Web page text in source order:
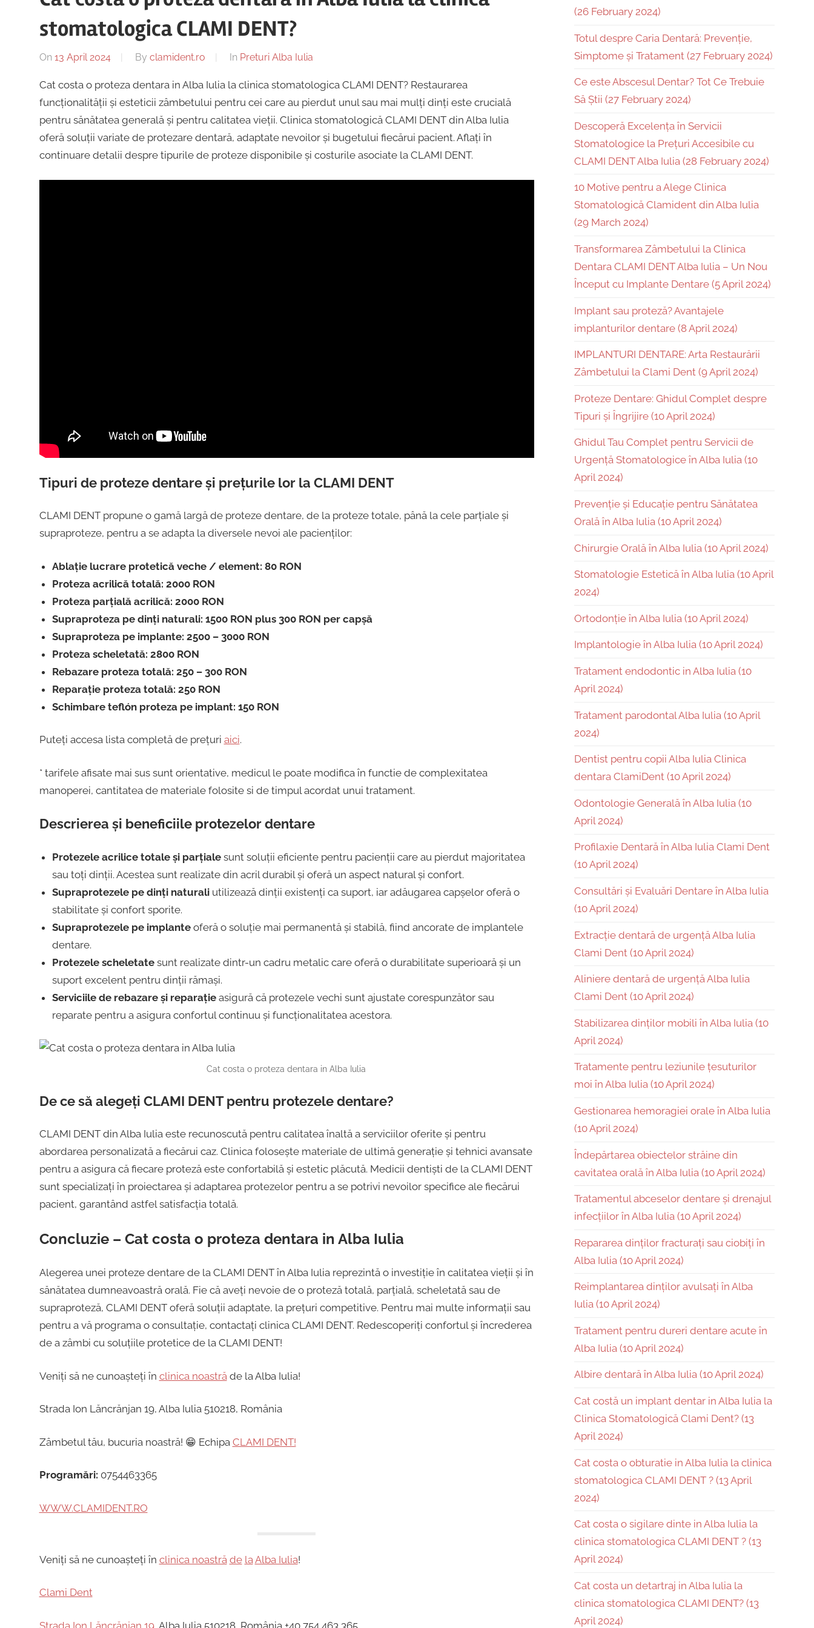
stomatologica CLAMI DENT?
On 13 April 2024 By clamident.ro In Preturi Alba Iulia
Cat costa o proteza dentara in Alba Iulia la clinica stomatologica CLAMI DENT? Restaurarea
funcționalității și esteticii zâmbetului pentru cei care au pierdut unul sau mai mulți dinți este crucială
pentru sănătatea generală și pentru calitatea vieții. Clinica stomatologică CLAMI DENT din Alba Iulia
oferă soluții variate de protezare dentară, adaptate nevoilor și bugetului fiecărui pacient. Aflați în
continuare detalii despre tipurile de proteze disponibile și costurile asociate la CLAMI DENT.
Tipuri de proteze dentare și prețurile lor la CLAMI DENT
CLAMI DENT propune o gamă largă de proteze dentare, de la proteze totale, până la cele parțiale și
supraproteze, pentru a se adapta la diversele nevoi ale pacienților:
Ablație lucrare protetică veche / element: 80 RON
Proteza acrilică totală: 2000 RON
Proteza parțială acrilică: 2000 RON
Supraproteza pe dinți naturali: 1500 RON plus 300 RON per capșă
Supraproteza pe implante: 2500 – 3000 RON
Proteza scheletată: 2800 RON
Rebazare proteza totală: 250 – 300 RON
Reparație proteza totală: 250 RON
Schimbare teflón proteza pe implant: 150 RON
Puteți accesa lista completă de prețuri aici.
* tarifele afisate mai sus sunt orientative, medicul le poate modifica în functie de complexitatea
manoperei, cantitatea de materiale folosite si de timpul acordat unui tratament.
Descrierea și beneficiile protezelor dentare
Protezele acrilice totale și parțialesunt soluții eficiente pentru pacienții care au pierdut majoritatea
sau toți dinții. Acestea sunt realizate din acril durabil și oferă un aspect natural și confort.
Supraprotezele pe dinți naturaliutilizează dinții existenți ca suport, iar adăugarea capșelor oferă o
stabilitate și confort sporite.
Supraprotezele pe implanteoferă o soluție mai permanentă și stabilă, fiind ancorate de implantele
dentare.
Protezele scheletatesunt realizate dintr-un cadru metalic care oferă o durabilitate superioară și un
suport excelent pentru dinții rămași.
Serviciile de rebazare și reparațieasigură că protezele vechi sunt ajustate corespunzător sau
reparate pentru a asigura confortul continuu și funcționalitatea acestora.
Cat costa o proteza dentara in Alba Iulia
De ce să alegeți CLAMI DENT pentru protezele dentare?
CLAMI DENT din Alba Iulia este recunoscută pentru calitatea înaltă a serviciilor oferite și pentru
abordarea personalizată a fiecărui caz. Clinica folosește materiale de ultimă generație și tehnici avansate
pentru a asigura că fiecare proteză este confortabilă și estetic plăcută. Medicii dentiști de la CLAMI DENT
sunt specializați în proiectarea și adaptarea protezelor pentru a se potrivi nevoilor specifice ale fiecărui
pacient, garantând astfel satisfacția totală.
Concluzie – Cat costa o proteza dentara in Alba Iulia
Alegerea unei proteze dentare de la CLAMI DENT în Alba Iulia reprezintă o investiție în calitatea vieții și în
sănătatea dumneavoastră orală. Fie că aveți nevoie de o proteză totală, parțială, scheletată sau de
supraproteză, CLAMI DENT oferă soluții adaptate, la prețuri competitive. Pentru mai multe informații sau
pentru a vă programa o consultație, contactați clinica CLAMI DENT. Redescoperiți confortul și încrederea
de a zâmbi cu soluțiile protetice de la CLAMI DENT!
Veniți să ne cunoașteți în clinica noastră de la Alba Iulia!
Strada Ion Lăncrănjan 19, Alba Iulia 510218, România
Zâmbetul tău, bucuria noastră! 😁 Echipa CLAMI DENT!
Programări: 0754463365
WWW.CLAMIDENT.RO
Veniți să ne cunoașteți în clinica noastră de la Alba Iulia!
Clami Dent
Strada Ion Lăncrănjan 19, Alba Iulia 510218, România +40 754 463 365
(26 February 2024)
Totul despre Caria Dentară: Prevenție,
Simptome și Tratament (27 February 2024)
Ce este Abscesul Dentar? Tot Ce Trebuie
Să Știi (27 February 2024)
Descoperă Excelența în Servicii
Stomatologice la Prețuri Accesibile cu
CLAMI DENT Alba Iulia (28 February 2024)
10 Motive pentru a Alege Clinica
Stomatologică Clamident din Alba Iulia
(29 March 2024)
Transformarea Zâmbetului la Clinica
Dentara CLAMI DENT Alba Iulia – Un Nou
Început cu Implante Dentare (5 April 2024)
Implant sau proteză? Avantajele
implanturilor dentare (8 April 2024)
IMPLANTURI DENTARE: Arta Restaurării
Zâmbetului la Clami Dent (9 April 2024)
Proteze Dentare: Ghidul Complet despre
Tipuri și Îngrijire (10 April 2024)
Ghidul Tau Complet pentru Servicii de
Urgență Stomatologice în Alba Iulia (10
April 2024)
Prevenție și Educație pentru Sănătatea
Orală în Alba Iulia (10 April 2024)
Chirurgie Orală în Alba Iulia (10 April 2024)
Stomatologie Estetică în Alba Iulia (10 April
2024)
Ortodonție în Alba Iulia (10 April 2024)
Implantologie în Alba Iulia (10 April 2024)
Tratament endodontic in Alba Iulia (10
April 2024)
Tratament parodontal Alba Iulia (10 April
2024)
Dentist pentru copii Alba Iulia Clinica
dentara ClamiDent (10 April 2024)
Odontologie Generală în Alba Iulia (10
April 2024)
Profilaxie Dentară în Alba Iulia Clami Dent
(10 April 2024)
Consultări și Evaluări Dentare în Alba Iulia
(10 April 2024)
Extracție dentară de urgență Alba Iulia
Clami Dent (10 April 2024)
Aliniere dentară de urgență Alba Iulia
Clami Dent (10 April 2024)
Stabilizarea dinților mobili în Alba Iulia (10
April 2024)
Tratamente pentru leziunile țesuturilor
moi în Alba Iulia (10 April 2024)
Gestionarea hemoragiei orale în Alba Iulia
(10 April 2024)
Îndepărtarea obiectelor străine din
cavitatea orală în Alba Iulia (10 April 2024)
Tratamentul abceselor dentare și drenajul
infecțiilor în Alba Iulia (10 April 2024)
Repararea dinților fracturați sau ciobiți în
Alba Iulia (10 April 2024)
Reimplantarea dinților avulsați în Alba
Iulia (10 April 2024)
Tratament pentru dureri dentare acute în
Alba Iulia (10 April 2024)
Albire dentară în Alba Iulia (10 April 2024)
Cat costă un implant dentar in Alba Iulia la
Clinica Stomatologică Clami Dent? (13
April 2024)
Cat costa o obturatie in Alba Iulia la clinica
stomatologica CLAMI DENT ? (13 April
2024)
Cat costa o sigilare dinte in Alba Iulia la
clinica stomatologica CLAMI DENT ? (13
April 2024)
Cat costa un detartraj in Alba Iulia la
clinica stomatologica CLAMI DENT? (13
April 2024)